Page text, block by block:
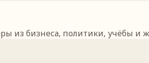
из бизнеса, политики, учёбы и